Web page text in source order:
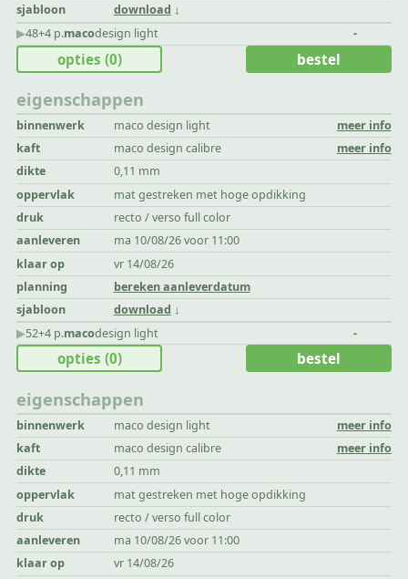
sjabloon
download
▶︎48+4 p.macodesign light -
eigenschappen
binnenwerk maco design light
meer info
kaft
maco design calibre
meer info
dikte
0,11 mm
oppervlak
mat gestreken met hoge opdikking
druk
recto / verso full color
aanleveren
ma 10/08/26 voor 11:00
klaar op
vr 14/08/26
planning
bereken aanleverdatum
sjabloon
download
opties (0) bestel
▶︎52+4 p.macodesign light -
eigenschappen
binnenwerk maco design light
meer info
kaft
maco design calibre
meer info
dikte
0,11 mm
oppervlak
mat gestreken met hoge opdikking
druk
recto / verso full color
aanleveren
ma 10/08/26 voor 11:00
klaar op
vr 14/08/26
opties (0) bestel